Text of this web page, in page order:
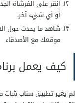
انقر على الفرشاة
أو أي شيء آخر.
شاهد ما يحدث حول
موقعك مع الأصدقاء
كيف يعمل
لم يغير تطبيق سناب شات